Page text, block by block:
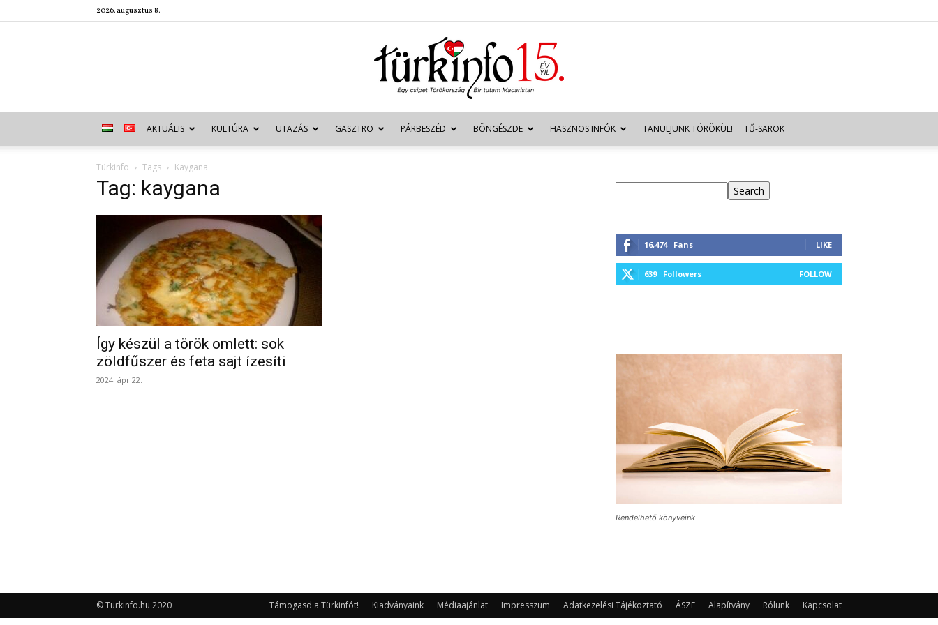
2026. augusztus 8.
Türkinfo
AKTUÁLIS KULTÚRA UTAZÁS GASZTRO PÁRBESZÉD BÖNGÉSZDE HASZNOS INFÓK TANULJUNK TÖRÖKÜL! TŰ-SAROK
Türkinfo Tags Kaygana
Tag: kaygana
Így készül a török omlett: sok
zöldfűszer és feta sajt ízesíti
2024. ápr 22.
Search
16,474 Fans LIKE
639 Followers FOLLOW
Rendelhető könyveink
Támogasd a Türkinfót! Kiadványaink Médiaajánlat Impresszum Adatkezelési Tájékoztató ÁSZF Alapítvány Rólunk Kapcsolat
© Turkinfo.hu 2020